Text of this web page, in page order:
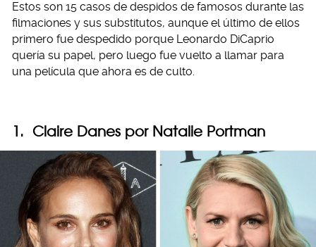
Estos son 15 casos de despidos de famosos durante las
filmaciones y sus substitutos, aunque el último de ellos
primero fue despedido porque Leonardo DiCaprio
quería su papel, pero luego fue vuelto a llamar para
una película que ahora es de culto.
1. Claire Danes por Natalie Portman